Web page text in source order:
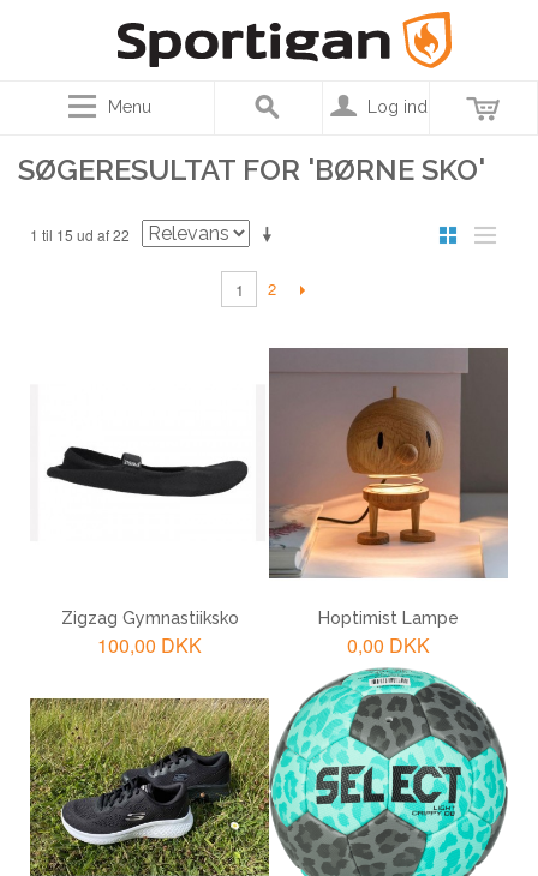
Menu Log ind
SØGERESULTAT FOR 'BØRNE SKO'
1 til 15 ud af 22
1 2
Zigzag Gymnastiiksko
100,00 DKK
LÆG I KURV
Hoptimist Lampe
0,00 DKK
LÆG I KURV